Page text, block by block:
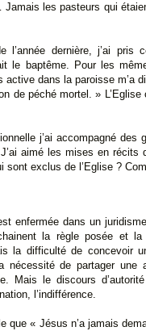
les pasteurs qui
l’année dernière, j’ai
le baptême. Pour les
active dans la paroisse m’a
de péché mortel. »
j’ai accompagné
aimé les mises en
sont exclus de l’Eglise ?
enfermée dans un
la règle posée et la
la difficulté de concevoir
nécessité de partager une
Mais le discours
l’indifférence.
que « Jésus n’a jamais